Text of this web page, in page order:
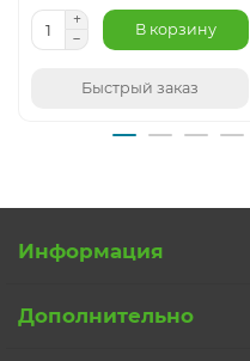
В корзину
Быстрый заказ
Информация
Дополнительно